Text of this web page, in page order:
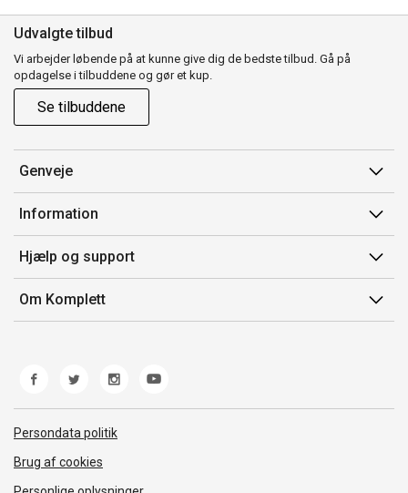
Udvalgte tilbud
Vi arbejder løbende på at kunne give dig de bedste tilbud. Gå på
opdagelse i tilbuddene og gør et kup.
Se tilbuddene
Genveje
Min side
Ordrehistorik
Gavekort
Information
Salgsbetingelser
Mærker/producent
Fortrydelsesret
Hjælp og support
Kontakt os
Kundeservice
Fejl/Mangler
Fragt og levering
Om Komplett
Persondata politik
Brug af cookies